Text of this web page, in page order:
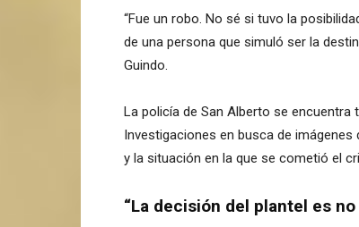
“Fue un robo. No sé si tuvo la
de una persona que simuló ser la
Guindo.
La policía de San Alberto se encuentra
Investigaciones en busca de
y la situación en la que se cometió el
“La decisión del plantel es no